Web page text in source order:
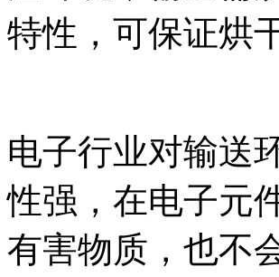
特性，可保证烘
电子行业对输送
性强，在电子元
有害物质，也不